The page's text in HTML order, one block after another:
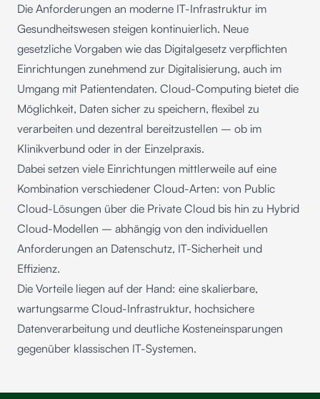
Die Anforderungen an moderne IT-Infrastruktur im
Gesundheitswesen steigen kontinuierlich. Neue
gesetzliche Vorgaben wie das Digitalgesetz verpflichten
Einrichtungen zunehmend zur Digitalisierung, auch im
Umgang mit Patientendaten. Cloud-Computing bietet die
Möglichkeit, Daten sicher zu speichern, flexibel zu
verarbeiten und dezentral bereitzustellen – ob im
Klinikverbund oder in der Einzelpraxis.
Dabei setzen viele Einrichtungen mittlerweile auf eine
Kombination verschiedener Cloud-Arten: von Public
Cloud-Lösungen über die Private Cloud bis hin zu Hybrid
Cloud-Modellen – abhängig von den individuellen
Anforderungen an Datenschutz, IT-Sicherheit und
Effizienz.
Die Vorteile liegen auf der Hand: eine skalierbare,
wartungsarme Cloud-Infrastruktur, hochsichere
Datenverarbeitung und deutliche Kosteneinsparungen
gegenüber klassischen IT-Systemen.